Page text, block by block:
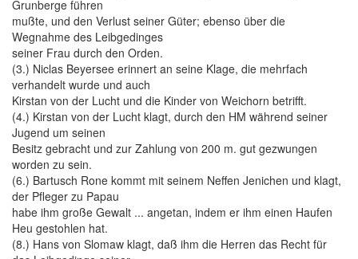
Grunberge führen
mußte, und den Verlust seiner Güter; ebenso über die
Wegnahme des Leibgedinges
seiner Frau durch den Orden.
(3.) Niclas Beyersee erinnert an seine Klage, die mehrfach
verhandelt wurde und auch
Kirstan von der Lucht und die Kinder von Weichorn betrifft.
(4.) Kirstan von der Lucht klagt, durch den HM während seiner
Jugend um seinen
Besitz gebracht und zur Zahlung von 200 m. gut gezwungen
worden zu sein.
(6.) Bartusch Rone kommt mit seinem Neffen Jenichen und klagt,
der Pfleger zu Papau
habe ihm große Gewalt ... angetan, indem er ihm einen Haufen
Heu gestohlen hat.
(8.) Hans von Slomaw klagt, daß ihm die Herren das Recht für